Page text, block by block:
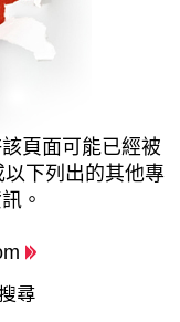
頁面可能已經被
下列出的其他專
。
尋